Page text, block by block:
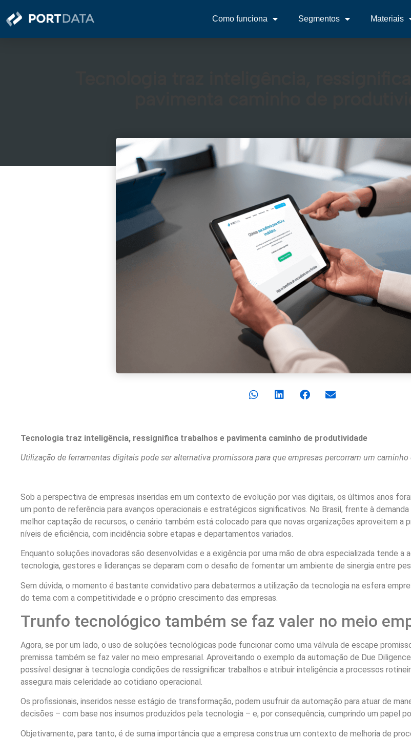
Como funciona Segmentos Materiais
Tecnologia traz inteligência, ressignifica trabalhos e pavimenta caminho de produtividade
Utilização de ferramentas digitais pode ser alternativa promissora para que empresas percorram um
Sob a perspectiva de empresas inseridas em um contexto de evolução por vias digitais, os últimos anos
um ponto de referência para avanços operacionais e estratégicos significativos. No Brasil, frente à
melhor captação de recursos, o cenário também está colocado para que novas organizações aproveitem a
níveis de eficiência, com incidência sobre etapas e departamentos variados.
Enquanto soluções inovadoras são desenvolvidas e a exigência por uma mão de obra especializada tende a
tecnologia, gestores e lideranças se deparam com o desafio de fomentar um ambiente de sinergia entre
Sem dúvida, o momento é bastante convidativo para debatermos a utilização da tecnologia na esfera
do tema com a competitividade e o próprio crescimento das empresas.
Trunfo tecnológico também se faz valer no meio
Agora, se por um lado, o uso de soluções tecnológicas pode funcionar como uma válvula de escape
premissa também se faz valer no meio empresarial. Aproveitando o exemplo da automação de Due
possível designar à tecnologia condições de ressignificar trabalhos e atribuir inteligência a processos
assegura mais celeridade ao cotidiano operacional.
Os profissionais, inseridos nesse estágio de transformação, podem usufruir da automação para atuar de
decisões – com base nos insumos produzidos pela tecnologia – e, por consequência, cumprindo um papel
Objetivamente, para tanto, é de suma importância que a empresa construa um contexto de melhoria de